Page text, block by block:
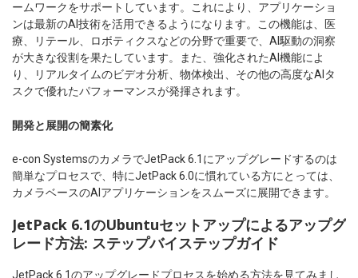
ームワークをサポートしています。これにより、アプリケーショ
ンは最新のAI技術を活用できるようになります。この機能は、医
療、リテール、ロボティクスなどの分野で重要で、AI駆動の洞察
が大きな役割を果たしています。また、強化されたAI機能によ
り、リアルタイムのビデオ分析、物体検出、その他の高度なAIタ
スクで優れたパフォーマンスが発揮されます。
開発と展開の簡素化
e-con SystemsのカメラでJetPack 6.1にアップグレードするのは
簡単なプロセスで、特にJetPack 6.0に慣れている方にとっては、
カメラベースのAIアプリケーションをスムーズに展開できます。
JetPack 6.1のUbuntuセットアップによるアップグ
レード方法: ステップバイステップガイド
JetPack 6.1のアップグレードプロセスを始める方法を見てみまし